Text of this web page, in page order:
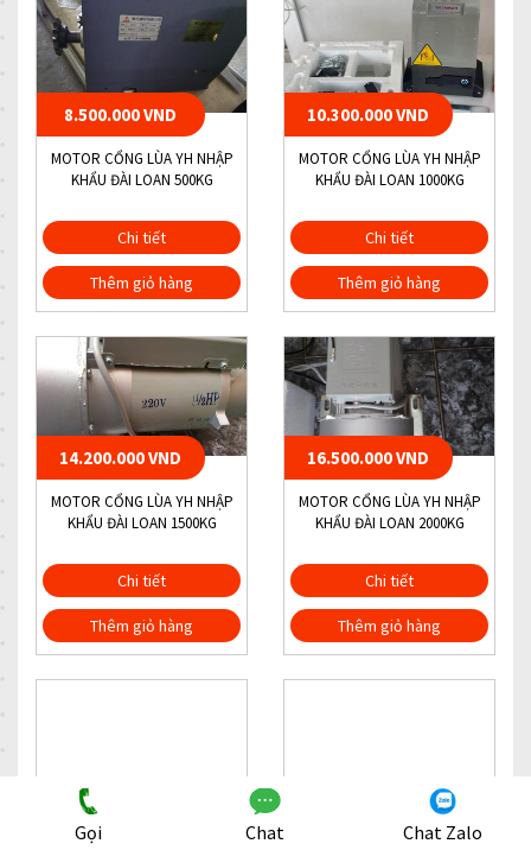
8.500.000 VND
MOTOR CỔNG LÙA YH NHẬP
KHẨU ĐÀI LOAN 500KG
Chi tiết
Thêm giỏ hàng
10.300.000 VND
MOTOR CỔNG LÙA YH NHẬP
KHẨU ĐÀI LOAN 1000KG
Chi tiết
Thêm giỏ hàng
14.200.000 VND
MOTOR CỔNG LÙA YH NHẬP
KHẨU ĐÀI LOAN 1500KG
Chi tiết
Thêm giỏ hàng
16.500.000 VND
MOTOR CỔNG LÙA YH NHẬP
KHẨU ĐÀI LOAN 2000KG
Chi tiết
Thêm giỏ hàng
550.000 VND
REMOTE CỬA CỔNG YH 250 MOTOR CỬA CỔNG YH NHẬP
Gọi Chat Chat Zalo